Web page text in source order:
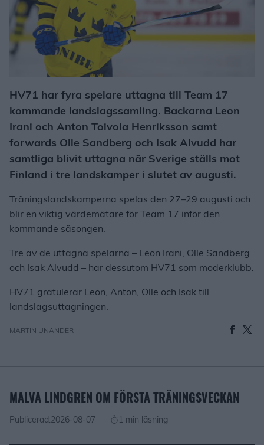
HV71 har fyra spelare uttagna till Team 17
kommande landslagssamling. Backarna Leon
Irani och Anton Toivola Henriksson samt
forwards Olle Sandberg och Isak Alvudd har
samtliga blivit uttagna när Sverige ställs mot
Finland i tre landskamper i slutet av augusti.
Träningslandskamperna spelas den 27–29 augusti och
blir en viktig värdemätare för Team 17 inför den
kommande säsongen.
Tre av de uttagna spelarna – Leon Irani, Olle Sandberg
och Isak Alvudd – har dessutom HV71 som moderklubb.
HV71 gratulerar Leon, Anton, Olle och Isak till
landslagsuttagningen.
MARTIN UNANDER
MALVA LINDGREN OM FÖRSTA TRÄNINGSVECKAN
Publicerad:2026-08-07 1 min läsning